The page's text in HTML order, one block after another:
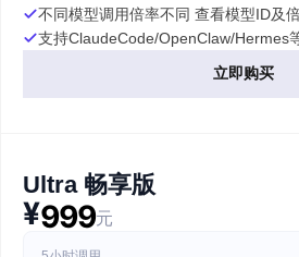
不同模型调用倍率不同 查看模型ID及
支持ClaudeCode/OpenClaw/Hermes
立即购买
Ultra 畅享版
¥999元